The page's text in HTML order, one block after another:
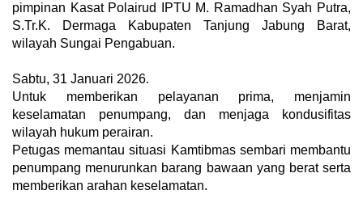
pimpinan Kasat Polairud IPTU M. Ramadhan Syah Putra,
S.Tr.K. Dermaga Kabupaten Tanjung Jabung Barat,
wilayah Sungai Pengabuan.
Sabtu, 31 Januari 2026.
​Untuk memberikan pelayanan prima, menjamin
keselamatan penumpang, dan menjaga kondusifitas
wilayah hukum perairan.
​Petugas memantau situasi Kamtibmas sembari membantu
penumpang menurunkan barang bawaan yang berat serta
memberikan arahan keselamatan.